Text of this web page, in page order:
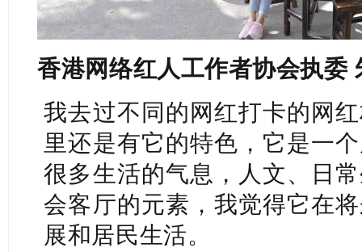
香港网络红人工作者协会执委
我去过不同的网红打卡的网
里还是有它的特色，它是一
很多生活的气息，人文、日
会客厅的元素，我觉得它在
展和居民生活。